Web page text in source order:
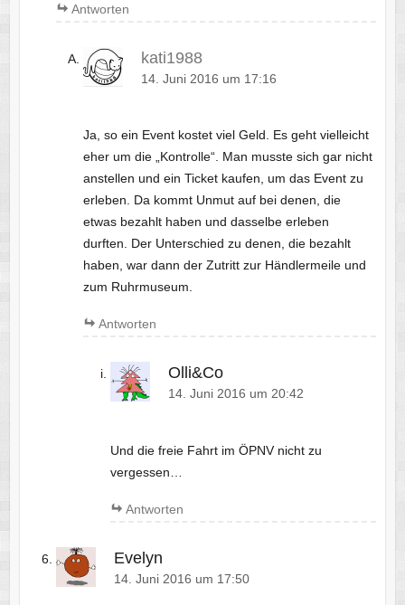
Antworten
kati1988
14. Juni 2016 um 17:16
Ja, so ein Event kostet viel Geld. Es geht vielleicht
eher um die „Kontrolle“. Man musste sich gar nicht
anstellen und ein Ticket kaufen, um das Event zu
erleben. Da kommt Unmut auf bei denen, die
etwas bezahlt haben und dasselbe erleben
durften. Der Unterschied zu denen, die bezahlt
haben, war dann der Zutritt zur Händlermeile und
zum Ruhrmuseum.
Antworten
Olli&Co
14. Juni 2016 um 20:42
Und die freie Fahrt im ÖPNV nicht zu
vergessen…
Antworten
Evelyn
14. Juni 2016 um 17:50